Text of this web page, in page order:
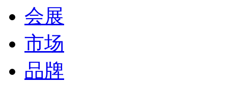
会展
市场
品牌